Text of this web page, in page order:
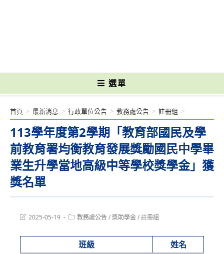
選單
113學年度第2學期「教育部國民及學
前教育署均衡教育發展獎勵國民中學畢
業生升學當地高級中等學校獎學金」獲
獎名單
首頁 > 最新消息 > 行政單位公告 > 教務處公告 > 註冊組 >
Post2025-05-19
Post教務處公告/獎助學金/註冊組
班級
姓名